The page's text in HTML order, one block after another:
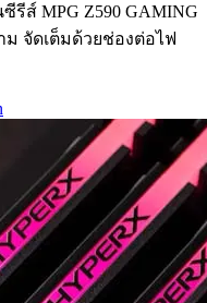
รีส์ MPG Z590 GAMING
จัดเต็มด้วยช่องต่อไฟ